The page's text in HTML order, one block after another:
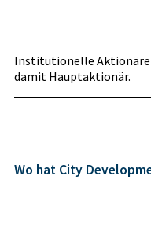
Institutionelle Aktionäre
damit Hauptaktionär.
Wo hat City